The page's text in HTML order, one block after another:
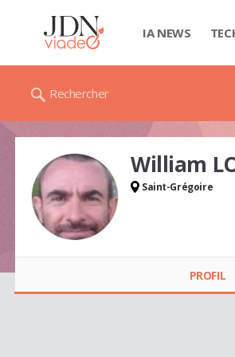
IA NEWS
Rechercher
William
Saint-Grégoire
PROFIL